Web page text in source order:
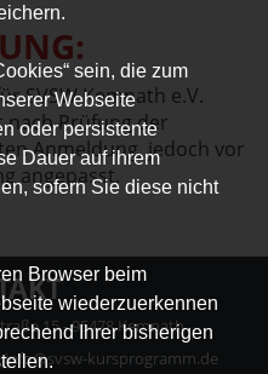
sein, die zum
Webseite
oder persistente
Dauer auf ihrem
sofern Sie diese nicht
Browser beim
wiederzuerkennen
Ihrer bisherigen
SVSW Kemnath e.V.
Prüfung der
Anmeldung, jedoch vor
angepasst.
15 - 95478 Kemnath
info@svsw-kursprogramm.de